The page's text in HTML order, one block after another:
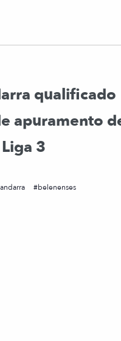
qualificado
apuramento
3
belenenses